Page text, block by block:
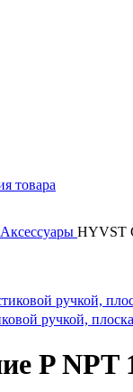
Аксессуары HYVST
ручкой,
P NPT